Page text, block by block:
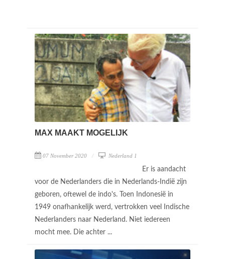
MAX MAAKT MOGELIJK
07 November 2020 Nederland 1
Er is aandacht
voor de Nederlanders die in Nederlands-Indië zijn
geboren, oftewel de indo's. Toen Indonesië in
1949 onafhankelijk werd, vertrokken veel Indische
Nederlanders naar Nederland. Niet iedereen
mocht mee. Die achter ...